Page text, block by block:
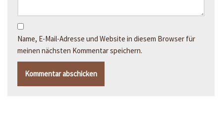
Name, E-Mail-Adresse und Website in diesem Browser für
meinen nächsten Kommentar speichern.